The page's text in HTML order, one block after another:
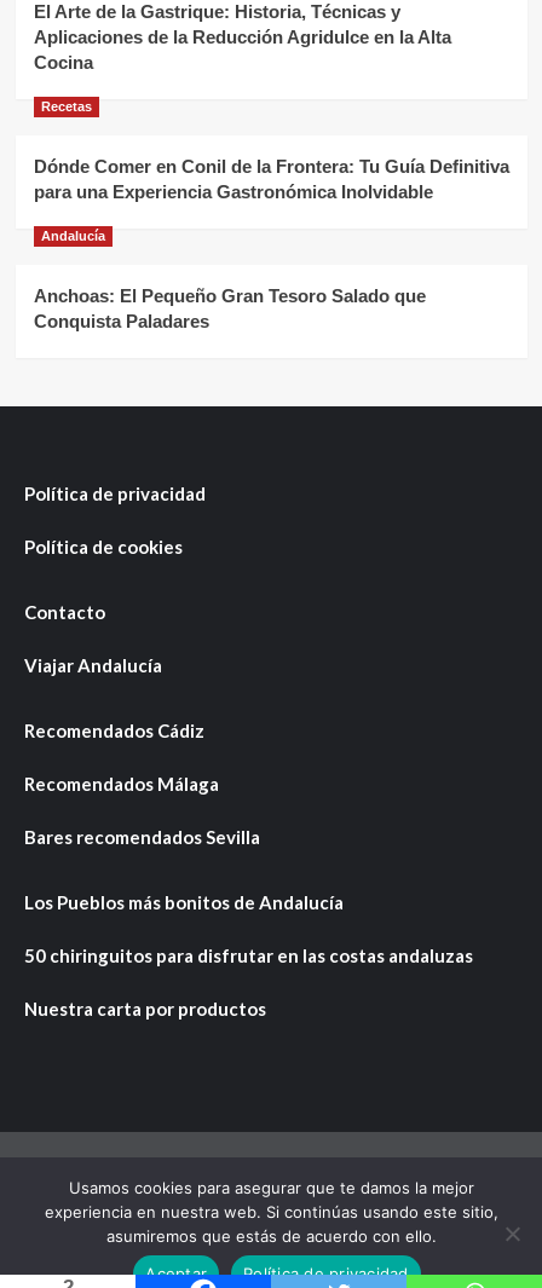
El Arte de la Gastrique: Historia, Técnicas y
Aplicaciones de la Reducción Agridulce en la Alta
Cocina
Recetas
Dónde Comer en Conil de la Frontera: Tu Guía Definitiva
para una Experiencia Gastronómica Inolvidable
Andalucía
Anchoas: El Pequeño Gran Tesoro Salado que
Conquista Paladares
Política de privacidad
Política de cookies
Contacto
Viajar Andalucía
Recomendados Cádiz
Recomendados Málaga
Bares recomendados Sevilla
Los Pueblos más bonitos de Andalucía
50 chiringuitos para disfrutar en las costas andaluzas
Nuestra carta por productos
Copyright © Todos los derechos reservados.|CoverNews
por AF themes.
Usamos cookies para asegurar que te damos la mejor
experiencia en nuestra web. Si continúas usando este sitio,
asumiremos que estás de acuerdo con ello.
Aceptar
Política de privacidad